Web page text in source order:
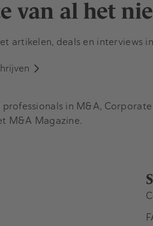
van al het
artikelen, deals en interviews
in M&A,
M&A Magazine.